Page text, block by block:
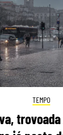
TEMPO